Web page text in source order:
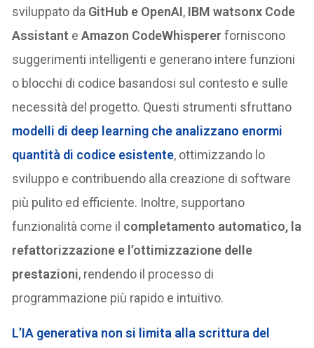
sviluppato da GitHub e OpenAI, IBM watsonx Code
Assistant eAmazon CodeWhisperer forniscono
suggerimenti intelligenti e generano intere funzioni
o blocchi di codice basandosi sul contesto e sulle
necessità del progetto. Questi strumenti sfruttano
modelli di deep learning che analizzano enormi
quantità di codice esistente, ottimizzando lo
sviluppo e contribuendo alla creazione di software
più pulito ed efficiente. Inoltre, supportano
funzionalità come il completamento automatico, la
refattorizzazione e l’ottimizzazione delle
prestazioni, rendendo il processo di
programmazione più rapido e intuitivo.
L’IA generativa non si limita alla scrittura del